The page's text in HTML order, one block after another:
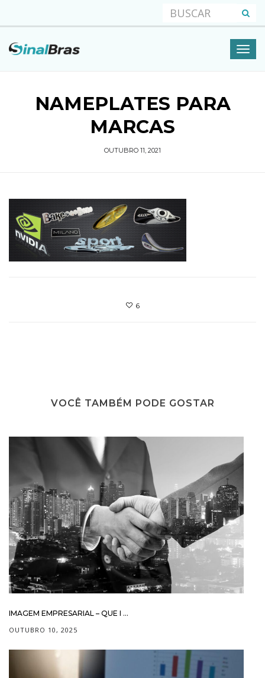
NAMEPLATES PARA
MARCAS
OUTUBRO 11, 2021
6
VOCÊ TAMBÉM PODE GOSTAR
IMAGEM EMPRESARIAL – QUE I ...
OUTUBRO 10, 2025